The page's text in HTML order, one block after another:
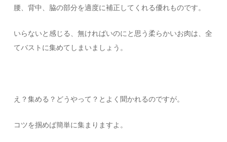
腰、背中、脇の部分を適度に補正してくれる優れものです。
いらないと感じる、無ければいのにと思う柔らかいお肉は、全
てバストに集めてしまいましょう。
え？集める？どうやって？とよく聞かれるのですが。
コツを掴めば簡単に集まりますよ。